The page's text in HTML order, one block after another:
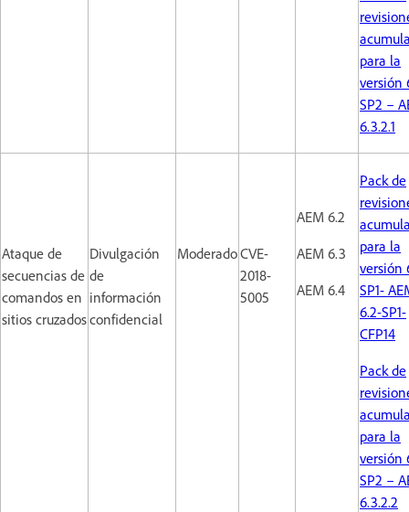
para la
versión
SP2 –
6.3.2.1
Ataque de
secuencias de
comandos en
sitios cruzados
Divulgación
de
información
confidencial
ModeradoCVE-
2018-
5005
AEM 6.2
AEM 6.3
AEM 6.4
Pack de
para la
versión
SP1-
6.2-SP1-
CFP14
Pack de
para la
versión
SP2 –
6.3.2.2